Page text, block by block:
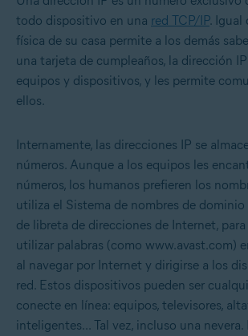
todo dispositivo en una red TCP/IP. Igual
física de su casa permite a los demás
una tarjeta de cumpleaños, la dirección
equipos y dispositivos, y les permite
ellos.
Internamente, las direcciones IP se
números. Aunque a los equipos les
números, los humanos prefieren los
utiliza el Sistema de nombres de
de libreta de direcciones de Internet,
utilizar palabras (como www.avast.com)
al navegar por Internet y dirigirse a los
red. Estos dispositivos pueden ser
conecte en línea: equipos, televisores,
inteligentes... Tal vez, incluso una nevera.